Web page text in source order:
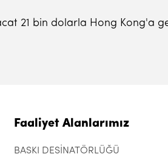
21 bin dolarla Hong Kong'a
Faaliyet Alanlarımız
BASKI DESİNATÖRLÜĞÜ